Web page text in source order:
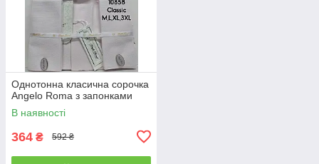
Однотонна класична сорочка
Angelo Roma з запонками
В наявності
364 ₴ 592 ₴